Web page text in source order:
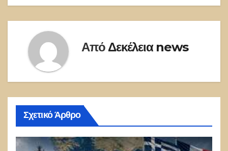
Από Δεκέλεια news
Σχετικό Άρθρο